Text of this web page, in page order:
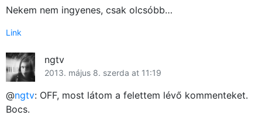
Nekem nem ingyenes, csak olcsóbb…
Link
ngtv
2013. május 8. szerda at 11:19
@ngtv: OFF, most látom a felettem lévő kommenteket.
Bocs.